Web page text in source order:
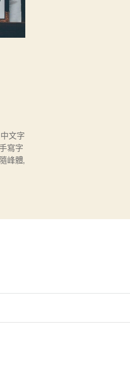
中文字
寫字
隨峰體,